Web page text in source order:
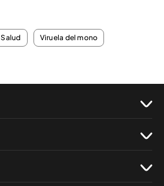
Salud Viruela del mono